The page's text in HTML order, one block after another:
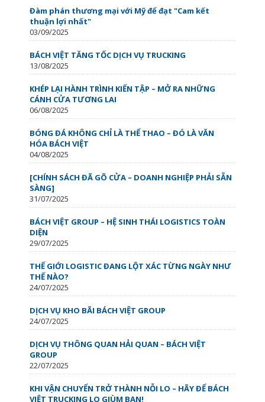
Đàm phán thương mại với Mỹ để đạt "Cam kết
thuận lợi nhất"
03/09/2025
BÁCH VIỆT TĂNG TỐC DỊCH VỤ TRUCKING
13/08/2025
KHÉP LẠI HÀNH TRÌNH KIẾN TẬP – MỞ RA NHỮNG
CÁNH CỬA TƯƠNG LAI
06/08/2025
BÓNG ĐÁ KHÔNG CHỈ LÀ THỂ THAO – ĐÓ LÀ VĂN
HÓA BÁCH VIỆT
04/08/2025
[CHÍNH SÁCH ĐÃ GÕ CỬA – DOANH NGHIỆP PHẢI SẴN
SÀNG]
31/07/2025
BÁCH VIỆT GROUP – HỆ SINH THÁI LOGISTICS TOÀN
DIỆN
29/07/2025
THẾ GIỚI LOGISTIC ĐANG LỘT XÁC TỪNG NGÀY NHƯ
THẾ NÀO?
24/07/2025
DỊCH VỤ KHO BÃI BÁCH VIỆT GROUP
24/07/2025
DỊCH VỤ THÔNG QUAN HẢI QUAN – BÁCH VIỆT
GROUP
22/07/2025
KHI VẬN CHUYỂN TRỞ THÀNH NỖI LO – HÃY ĐỂ BÁCH
VIỆT TRUCKING LO GIÙM BẠN!